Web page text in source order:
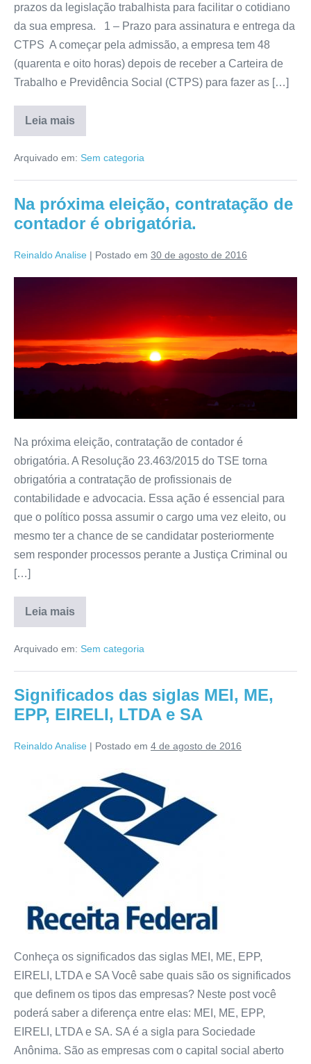
prazos da legislação trabalhista para facilitar o cotidiano
da sua empresa. 1 – Prazo para assinatura e entrega da
CTPS A começar pela admissão, a empresa tem 48
(quarenta e oito horas) depois de receber a Carteira de
Trabalho e Previdência Social (CTPS) para fazer as […]
Leia mais
Arquivado em: Sem categoria
Na próxima eleição, contratação de
contador é obrigatória.
Reinaldo Analise | Postado em 30 de agosto de 2016
Na próxima eleição, contratação de contador é
obrigatória. A Resolução 23.463/2015 do TSE torna
obrigatória a contratação de profissionais de
contabilidade e advocacia. Essa ação é essencial para
que o político possa assumir o cargo uma vez eleito, ou
mesmo ter a chance de se candidatar posteriormente
sem responder processos perante a Justiça Criminal ou
[…]
Leia mais
Arquivado em: Sem categoria
Significados das siglas MEI, ME,
EPP, EIRELI, LTDA e SA
Reinaldo Analise | Postado em 4 de agosto de 2016
Conheça os significados das siglas MEI, ME, EPP,
EIRELI, LTDA e SA Você sabe quais são os significados
que definem os tipos das empresas? Neste post você
poderá saber a diferença entre elas: MEI, ME, EPP,
EIRELI, LTDA e SA. SA é a sigla para Sociedade
Anônima. São as empresas com o capital social aberto